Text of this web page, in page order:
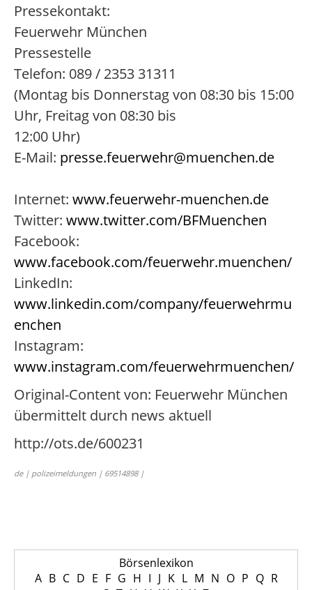
Pressekontakt:
Feuerwehr München
Pressestelle
Telefon: 089 / 2353 31311
(Montag bis Donnerstag von 08:30 bis 15:00
Uhr, Freitag von 08:30 bis
12:00 Uhr)
E-Mail: presse.feuerwehr@muenchen.de
Internet: www.feuerwehr-muenchen.de
Twitter: www.twitter.com/BFMuenchen
Facebook:
www.facebook.com/feuerwehr.muenchen/
LinkedIn:
www.linkedin.com/company/feuerwehrmu
enchen
Instagram:
www.instagram.com/feuerwehrmuenchen/
Original-Content von: Feuerwehr München
übermittelt durch news aktuell
http://ots.de/600231
de | polizeimeldungen | 69514898 |
Börsenlexikon
A B C D E F G H I J K L M N O P Q R